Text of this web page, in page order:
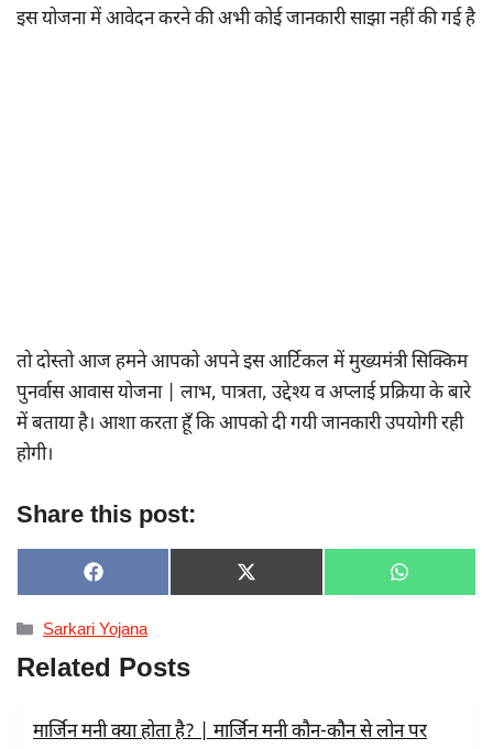
इस योजना में आवेदन करने की अभी कोई जानकारी साझा नहीं की गई है
तो दोस्तो आज हमने आपको अपने इस आर्टिकल में मुख्यमंत्री सिक्किम
पुनर्वास आवास योजना | लाभ, पात्रता, उद्देश्य व अप्लाई प्रक्रिया के बारे
में बताया है। आशा करता हूँ कि आपको दी गयी जानकारी उपयोगी रही
होगी।
Share this post:
SHARE
ON
F
A
C
E
B
O
SHARE
ON
X
(
R
SHARE
ON
W
H
Categories
Sarkari Yojana
Related Posts
मार्जिन मनी क्या होता है? | मार्जिन मनी कौन-कौन से लोन पर